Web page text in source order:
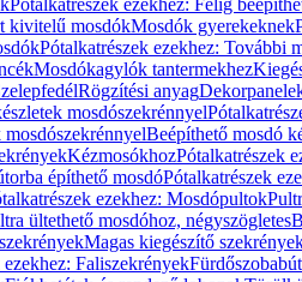
Pótalkatrészek ezekhez: Félig
kivitelű mosdókMosdók gyerekeknek
Pótalkatrészek ezekhez: További
Mosdókagylók tantermekhez
Rögzítési anyag
mosdószekrénnyel
Beépíthető mosdó
KézmosókhozPótalkatrészek
építhető mosdóPótalkatrészek
ezekhez: Mosdópultok
ültethető mosdóhoz, négyszögletes
Magas kiegészítő
Faliszekrények